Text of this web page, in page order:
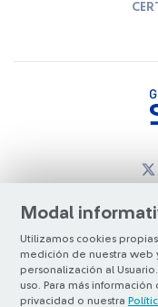
Modal
Utilizamos cookies
medición de nuestra web
personalización al
uso. Para más información
privacidad o nuestra
©